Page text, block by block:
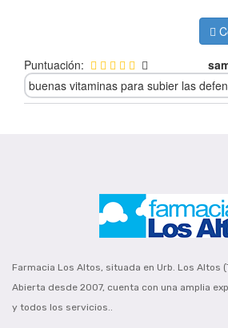
Puntuación:
buenas vitaminas para subier las
Farmacia Los Altos, situada en Urb. Los Altos
Abierta desde 2007, cuenta con una amplia
y todos los servicios..